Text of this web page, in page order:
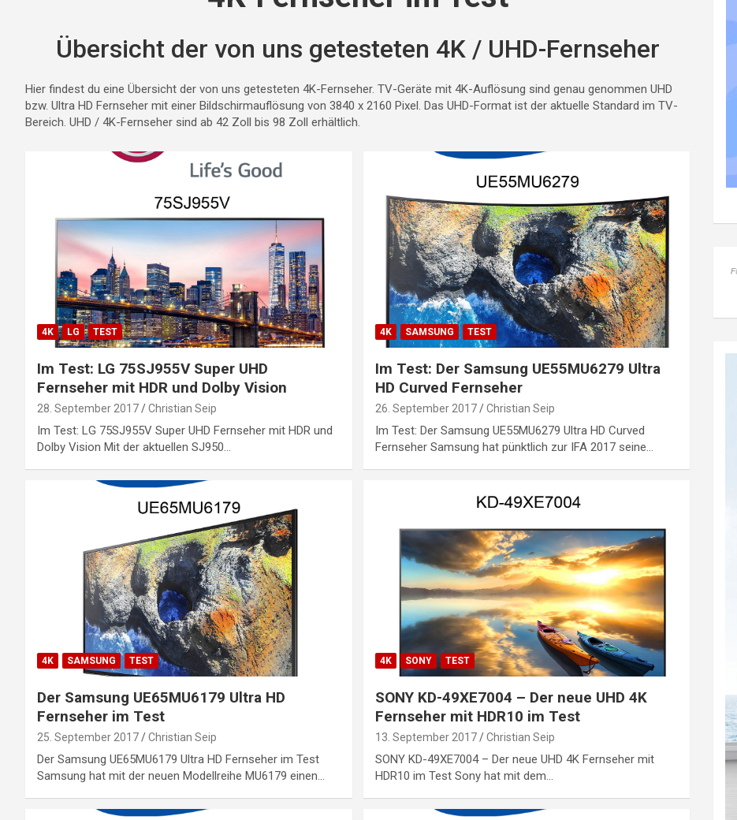
Übersicht der von uns getesteten 4K / UHD-Fernseher
Hier findest du eine Übersicht der von uns getesteten 4K-Fernseher. TV-Geräte mit 4K-Auflösung sind genau genommen UHD
bzw. Ultra HD Fernseher mit einer Bildschirmauflösung von 3840 x 2160 Pixel. Das UHD-Format ist der aktuelle Standard im TV-
Bereich. UHD / 4K-Fernseher sind ab 42 Zoll bis 98 Zoll erhältlich.
4K LG TEST
Im Test: LG 75SJ955V Super UHD
Fernseher mit HDR und Dolby Vision
28. September 2017 Christian Seip
Im Test: LG 75SJ955V Super UHD Fernseher mit HDR und
Dolby Vision Mit der aktuellen SJ950…
4K SAMSUNG TEST
Im Test: Der Samsung UE55MU6279 Ultra
HD Curved Fernseher
26. September 2017 Christian Seip
Im Test: Der Samsung UE55MU6279 Ultra HD Curved
Fernseher Samsung hat pünktlich zur IFA 2017 seine…
4K SAMSUNG TEST
Der Samsung UE65MU6179 Ultra HD
Fernseher im Test
25. September 2017 Christian Seip
Der Samsung UE65MU6179 Ultra HD Fernseher im Test
Samsung hat mit der neuen Modellreihe MU6179 einen…
4K SONY TEST
SONY KD-49XE7004 – Der neue UHD 4K
Fernseher mit HDR10 im Test
13. September 2017 Christian Seip
SONY KD-49XE7004 – Der neue UHD 4K Fernseher mit
HDR10 im Test Sony hat mit dem…